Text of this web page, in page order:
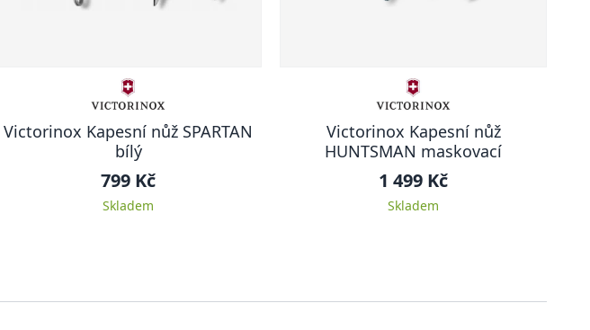
Victorinox Kapesní nůž SPARTAN
bílý
799 Kč
Skladem
Victorinox Kapesní nůž
HUNTSMAN maskovací
1 499 Kč
Skladem